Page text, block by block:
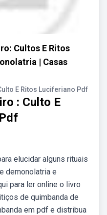
Cultos E Ritos
| Casas
E Ritos Luciferiano Pdf
: Culto E
elucidar alguns rituais
demonolatria e
para ler online o livro
de quimbanda de
em pdf e distribua